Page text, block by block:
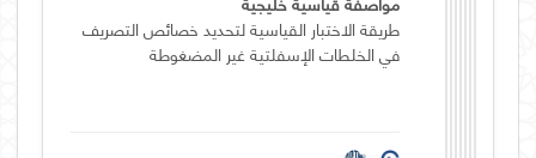
طريقة الاختبار القياسية لتحديد خصائص التصريف
في الخلطات الإسفلتية غير المضغوطة